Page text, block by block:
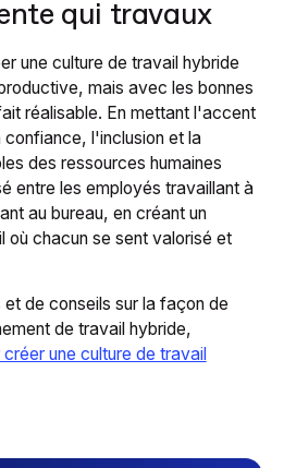
qui travaux
une culture de travail hybride
mais avec les bonnes
réalisable. En mettant l'accent
l'inclusion et la
des ressources humaines
entre les employés travaillant à
au bureau, en créant un
où chacun se sent valorisé et
de conseils sur la façon de
de travail hybride,
créer une culture de travail